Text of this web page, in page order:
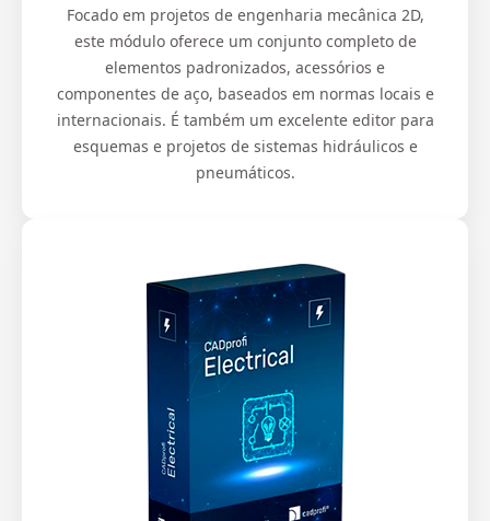
Focado em projetos de engenharia mecânica 2D,
este módulo oferece um conjunto completo de
elementos padronizados, acessórios e
componentes de aço, baseados em normas locais e
internacionais. É também um excelente editor para
esquemas e projetos de sistemas hidráulicos e
pneumáticos.